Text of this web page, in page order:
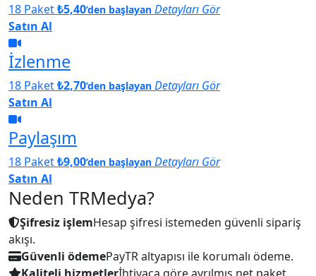
18 Paket₺5,40’den başlayan Detayları Gör
Satın Al
İzlenme
18 Paket₺2,70’den başlayan Detayları Gör
Satın Al
Paylaşım
18 Paket₺9,00’den başlayan Detayları Gör
Satın Al
Neden TRMedya?
Şifresiz işlemHesap şifresi istemeden güvenli sipariş
akışı.
Güvenli ödemePayTR altyapısı ile korumalı ödeme.